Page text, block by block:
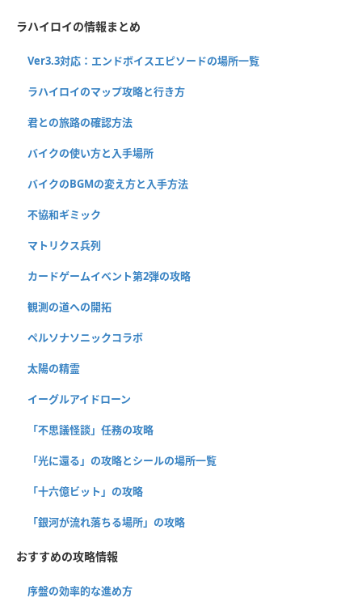
ラハイロイの情報まとめ
Ver3.3対応：エンドボイスエピソードの場所一覧
ラハイロイのマップ攻略と行き方
君との旅路の確認方法
バイクの使い方と入手場所
バイクのBGMの変え方と入手方法
不協和ギミック
マトリクス兵列
カードゲームイベント第2弾の攻略
観測の道への開拓
ペルソナソニックコラボ
太陽の精霊
イーグルアイドローン
「不思議怪談」任務の攻略
「光に還る」の攻略とシールの場所一覧
「十六億ビット」の攻略
「銀河が流れ落ちる場所」の攻略
おすすめの攻略情報
序盤の効率的な進め方